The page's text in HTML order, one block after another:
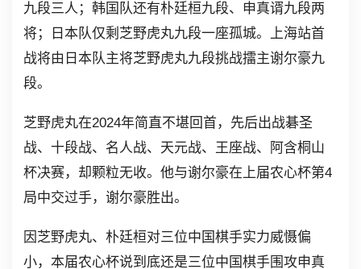
九段三人；韩国队还有朴廷桓九段、申真谞九段两
将；日本队仅剩芝野虎丸九段一座孤城。上海站首
战将由日本队主将芝野虎丸九段挑战擂主谢尔豪九
段。
芝野虎丸在2024年简直不堪回首，先后出战碁圣
战、十段战、名人战、天元战、王座战、阿含桐山
杯决赛，却颗粒无收。他与谢尔豪在上届农心杯第4
局中交过手，谢尔豪胜出。
因芝野虎丸、朴廷桓对三位中国棋手实力威慑偏
小，本届农心杯说到底还是三位中国棋手围攻申真